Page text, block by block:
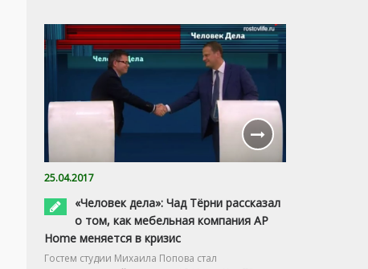
25.04.2017
«Человек дела»: Чад Тёрни рассказал
о том, как мебельная компания AP
Home меняется в кризис
Гостем студии Михаила Попова стал